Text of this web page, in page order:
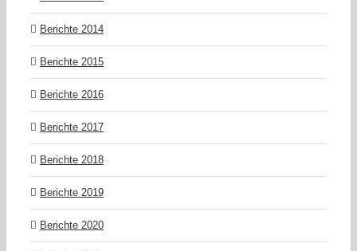
Berichte 2014
Berichte 2015
Berichte 2016
Berichte 2017
Berichte 2018
Berichte 2019
Berichte 2020